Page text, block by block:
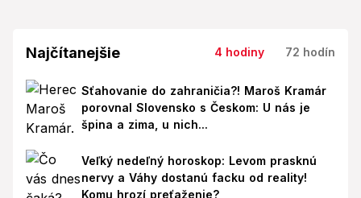
Najčítanejšie 4 hodiny 72 hodín
Sťahovanie do zahraničia?! Maroš Kramár
porovnal Slovensko s Českom: U nás je
špina a zima, u nich...
Veľký nedeľný horoskop: Levom prasknú
nervy a Váhy dostanú facku od reality!
Komu hrozí preťaženie?